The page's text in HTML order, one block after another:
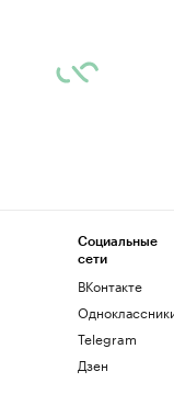
Социальные
сети
ВКонтакте
Telegram
Дзен